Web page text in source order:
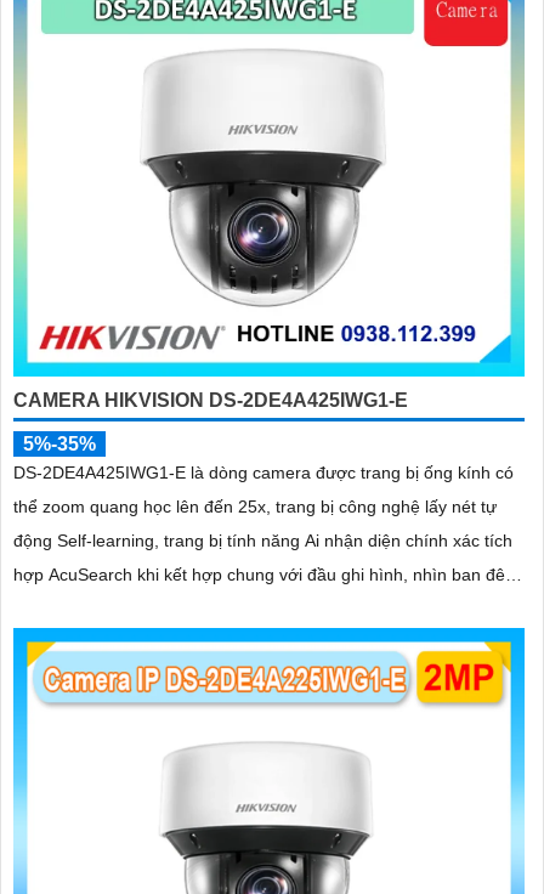
nhiều thiết bị và hỗ trợ xem từ xa qua ứng dụng trên điện thoại di
động hoặc máy tính.
Nếu bạn đang tìm kiếm giải pháp Camera Báo Động Chống Trộm với
hình ảnh chất lượng sắc nét, hãy liên hệ với các đơn vị cung cấp và
Hy vọng bạn sẽ tìm được giải pháp an ninh hiệu quả cho nhu cầu của
mình. Xin cảm ơn và chúc bạn thành công!
Hy vọng thông tin trên sẽ Công ty An Thành Phát Camera có thể
nhận biết cho bạn. Nếu cần thêm thông tin hoặc tư vấn chi tiết hơn,
đừng ngần ngại để lại câu hỏi. Chúc bạn may mắn và an toàn!
CAMERA HIKVISION DS-2DE4A425IWG1-E
5%-35%
DS-2DE4A425IWG1-E là dòng camera được trang bị ống kính có
thể zoom quang học lên đến 25x, trang bị công nghệ lấy nét tự
động Self-learning, trang bị tính năng Ai nhận diện chính xác tích
hợp AcuSearch khi kết hợp chung với đầu ghi hình, nhìn ban đêm